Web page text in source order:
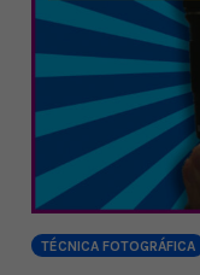
TÉCNICA FOTOGRÁFICA